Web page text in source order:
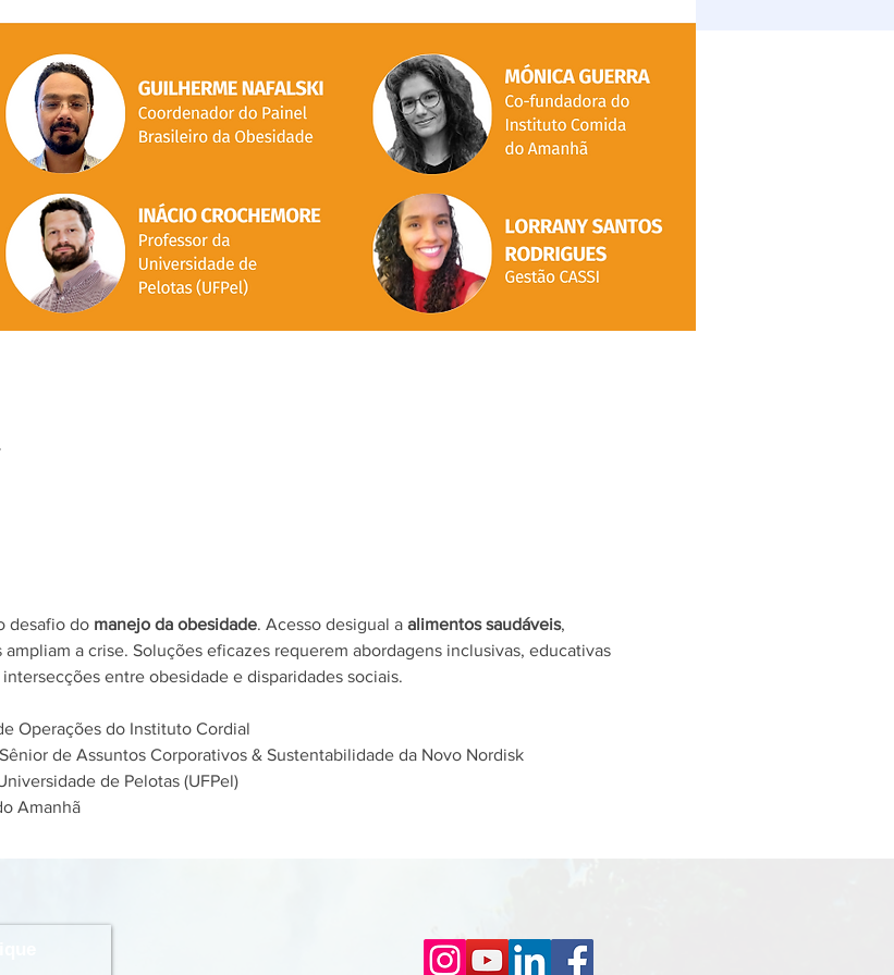
desafio do manejo da obesidade. Acesso desigual a alimentos saudáveis,
a crise. Soluções eficazes requerem abordagens inclusivas, educativas
entre obesidade e disparidades sociais.
Operações do Instituto Cordial
de Assuntos Corporativos & Sustentabilidade da Novo Nordisk
de Pelotas (UFPel)
Amanhã